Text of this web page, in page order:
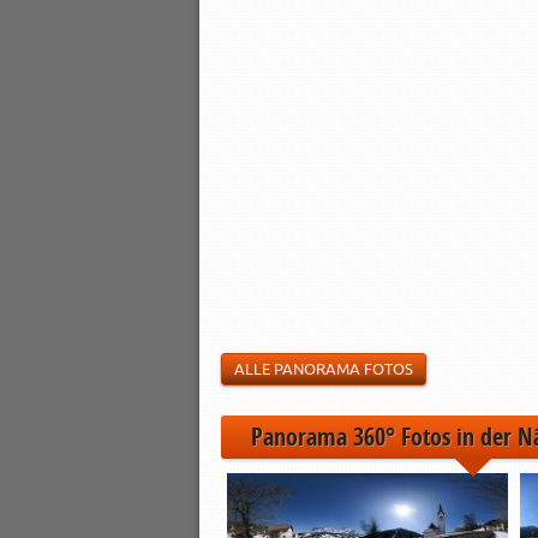
ALLE PANORAMA FOTOS
Panorama 360° Fotos in der